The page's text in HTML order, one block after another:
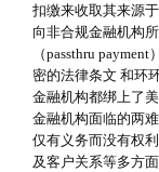
扣缴来收取其来源
向非合规金融机构
（passthru
密的法律条文 和环
金融机构都绑上了
金融机构面临的两
仅有义务而没有权
及客户关系等多方